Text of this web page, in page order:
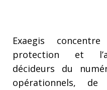
Exaegis
protection et
décideurs du
opérationnels,